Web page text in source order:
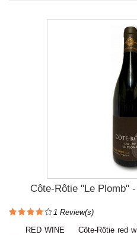
Côte-Rôtie "Le Plomb"
1 Review(s)
RED WINE Côte-Rôtie red